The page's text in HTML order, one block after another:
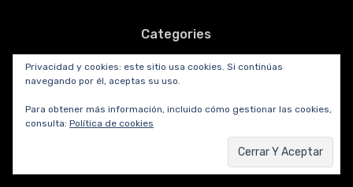
Categories
Actividades Aeronáutica Amigos Arte
Ciencia Cine Comercio Computación
Privacidad y cookies: este sitio usa cookies. Si continúas
navegando por él, aceptas su uso.
Para obtener más información, incluido cómo gestionar las cookies,
consulta: Política de cookies